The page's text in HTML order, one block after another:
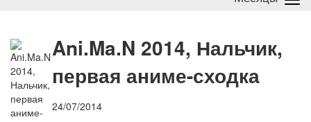
Ani.Ma.N 2014, Нальчик,
первая аниме-сходка
24/07/2014